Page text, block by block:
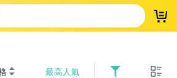
登
最高人氣